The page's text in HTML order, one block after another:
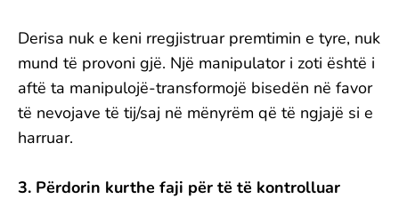
Derisa nuk e keni rregjistruar premtimin e tyre, nuk
mund të provoni gjë. Një manipulator i zoti është i
aftë ta manipulojë-transformojë bisedën në favor
të nevojave të tij/saj në mënyrëm që të ngjajë si e
harruar.
3. Përdorin kurthe faji për të të kontrolluar